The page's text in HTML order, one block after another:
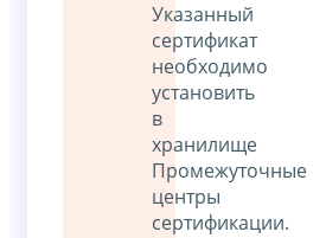
Указанный
сертификат
необходимо
установить
в
хранилище
Промежуточные
центры
сертификации.